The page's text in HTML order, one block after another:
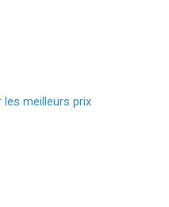
les meilleurs prix